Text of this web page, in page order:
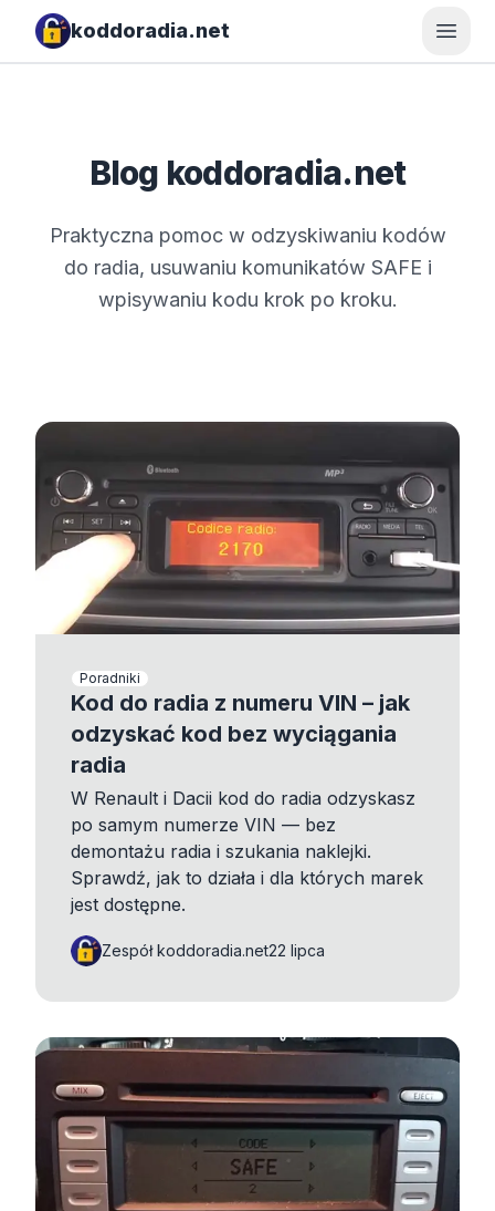
koddoradia.net
Blog koddoradia.net
Praktyczna pomoc w odzyskiwaniu kodów
do radia, usuwaniu komunikatów SAFE i
wpisywaniu kodu krok po kroku.
Poradniki
Kod do radia z numeru VIN – jak
odzyskać kod bez wyciągania
radia
W Renault i Dacii kod do radia odzyskasz
po samym numerze VIN — bez
demontażu radia i szukania naklejki.
Sprawdź, jak to działa i dla których marek
jest dostępne.
Zespół koddoradia.net22 lipca